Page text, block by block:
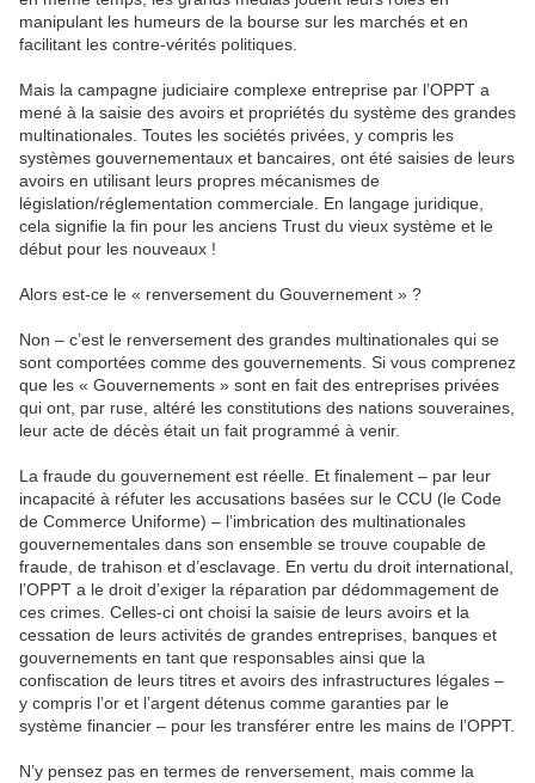
manipulant les humeurs de la bourse sur les marchés et en
facilitant les contre-vérités politiques.
Mais la campagne judiciaire complexe entreprise par l’OPPT a
mené à la saisie des avoirs et propriétés du système des grandes
multinationales. Toutes les sociétés privées, y compris les
systèmes gouvernementaux et bancaires, ont été saisies de leurs
avoirs en utilisant leurs propres mécanismes de
législation/réglementation commerciale. En langage juridique,
cela signifie la fin pour les anciens Trust du vieux système et le
début pour les nouveaux !
Alors est-ce le « renversement du Gouvernement » ?
Non – c’est le renversement des grandes multinationales qui se
sont comportées comme des gouvernements. Si vous comprenez
que les « Gouvernements » sont en fait des entreprises privées
qui ont, par ruse, altéré les constitutions des nations souveraines,
leur acte de décès était un fait programmé à venir.
La fraude du gouvernement est réelle. Et finalement – par leur
incapacité à réfuter les accusations basées sur le CCU (le Code
de Commerce Uniforme) – l’imbrication des multinationales
gouvernementales dans son ensemble se trouve coupable de
fraude, de trahison et d’esclavage. En vertu du droit international,
l’OPPT a le droit d’exiger la réparation par dédommagement de
ces crimes. Celles-ci ont choisi la saisie de leurs avoirs et la
cessation de leurs activités de grandes entreprises, banques et
gouvernements en tant que responsables ainsi que la
confiscation de leurs titres et avoirs des infrastructures légales –
y compris l’or et l’argent détenus comme garanties par le
système financier – pour les transférer entre les mains de l’OPPT.
N’y pensez pas en termes de renversement, mais comme la